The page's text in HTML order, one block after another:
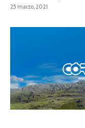
25 marzo, 2021